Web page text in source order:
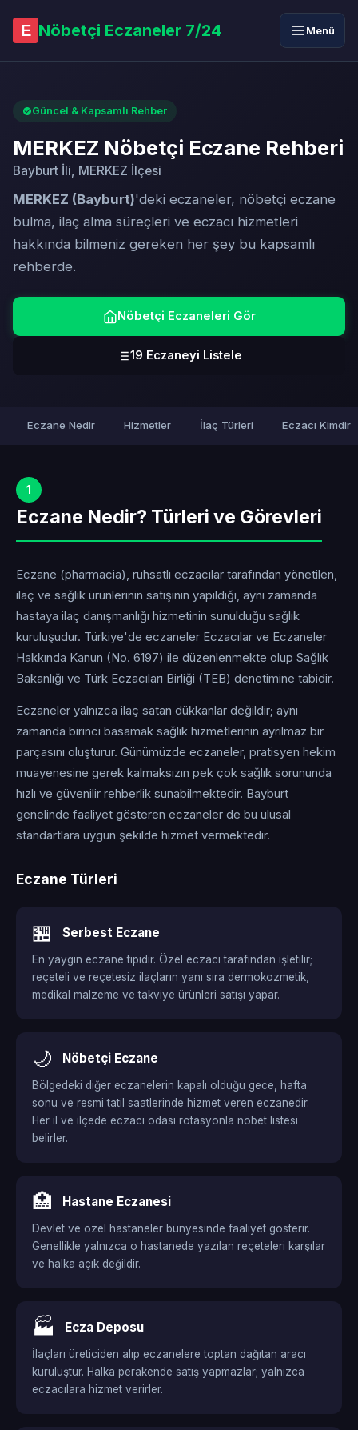
E Nöbetçi Eczaneler 7/24 Menü
Güncel & Kapsamlı Rehber
MERKEZ Nöbetçi Eczane Rehberi
Bayburt İli, MERKEZ İlçesi
MERKEZ (Bayburt)'deki eczaneler, nöbetçi eczane
bulma, ilaç alma süreçleri ve eczacı hizmetleri
hakkında bilmeniz gereken her şey bu kapsamlı
rehberde.
Nöbetçi Eczaneleri Gör
19 Eczaneyi Listele
Eczane Nedir Hizmetler İlaç Türleri Eczacı Kimdir
1
Eczane Nedir? Türleri ve Görevleri
Eczane (pharmacia), ruhsatlı eczacılar tarafından yönetilen,
ilaç ve sağlık ürünlerinin satışının yapıldığı, aynı zamanda
hastaya ilaç danışmanlığı hizmetinin sunulduğu sağlık
kuruluşudur. Türkiye'de eczaneler Eczacılar ve Eczaneler
Hakkında Kanun (No. 6197) ile düzenlenmekte olup Sağlık
Bakanlığı ve Türk Eczacıları Birliği (TEB) denetimine tabidir.
Eczaneler yalnızca ilaç satan dükkanlar değildir; aynı
zamanda birinci basamak sağlık hizmetlerinin ayrılmaz bir
parçasını oluşturur. Günümüzde eczaneler, pratisyen hekim
muayenesine gerek kalmaksızın pek çok sağlık sorununda
hızlı ve güvenilir rehberlik sunabilmektedir. Bayburt
genelinde faaliyet gösteren eczaneler de bu ulusal
standartlara uygun şekilde hizmet vermektedir.
Eczane Türleri
🏪 Serbest Eczane
En yaygın eczane tipidir. Özel eczacı tarafından işletilir;
reçeteli ve reçetesiz ilaçların yanı sıra dermokozmetik,
medikal malzeme ve takviye ürünleri satışı yapar.
🌙 Nöbetçi Eczane
Bölgedeki diğer eczanelerin kapalı olduğu gece, hafta
sonu ve resmi tatil saatlerinde hizmet veren eczanedir.
Her il ve ilçede eczacı odası rotasyonla nöbet listesi
belirler.
🏥 Hastane Eczanesi
Devlet ve özel hastaneler bünyesinde faaliyet gösterir.
Genellikle yalnızca o hastanede yazılan reçeteleri karşılar
ve halka açık değildir.
🏭 Ecza Deposu
İlaçları üreticiden alıp eczanelere toptan dağıtan aracı
kuruluştur. Halka perakende satış yapmazlar; yalnızca
eczacılara hizmet verirler.